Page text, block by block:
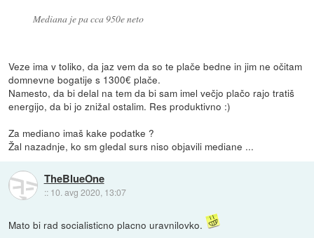
Mediana je pa cca 950e neto
Veze ima v toliko, da jaz vem da so te plače bedne in jim ne očitam
domnevne bogatije s 1300€ plače.
Namesto, da bi delal na tem da bi sam imel večjo plačo rajo tratiš
energijo, da bi jo znižal ostalim. Res produktivno :)
Za mediano imaš kake podatke ?
Žal nazadnje, ko sm gledal surs niso objavili mediane ...
TheBlueOne
:: 10. avg 2020, 13:07
Mato bi rad socialisticno placno uravnilovko.